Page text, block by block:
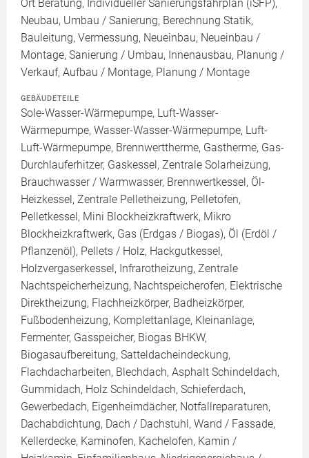
Ort Beratung, Individueller Sanierungsfahrplan (iSFP),
Neubau, Umbau / Sanierung, Berechnung Statik,
Bauleitung, Vermessung, Neueinbau, Neueinbau /
Montage, Sanierung / Umbau, Innenausbau, Planung /
Verkauf, Aufbau / Montage, Planung / Montage
GEBÄUDETEILE
Sole-Wasser-Wärmepumpe, Luft-Wasser-
Wärmepumpe, Wasser-Wasser-Wärmepumpe, Luft-
Luft-Wärmepumpe, Brennwerttherme, Gastherme, Gas-
Durchlauferhitzer, Gaskessel, Zentrale Solarheizung,
Brauchwasser / Warmwasser, Brennwertkessel, Öl-
Heizkessel, Zentrale Pelletheizung, Pelletofen,
Pelletkessel, Mini Blockheizkraftwerk, Mikro
Blockheizkraftwerk, Gas (Erdgas / Biogas), Öl (Erdöl /
Pflanzenöl), Pellets / Holz, Hackgutkessel,
Holzvergaserkessel, Infrarotheizung, Zentrale
Nachtspeicherheizung, Nachtspeicherofen, Elektrische
Direktheizung, Flachheizkörper, Badheizkörper,
Fußbodenheizung, Komplettanlage, Kleinanlage,
Fermenter, Gasspeicher, Biogas BHKW,
Biogasaufbereitung, Satteldacheindeckung,
Flachdacharbeiten, Blechdach, Asphalt Schindeldach,
Gummidach, Holz Schindeldach, Schieferdach,
Gewerbedach, Eigenheimdächer, Notfallreparaturen,
Dachabdichtung, Dach / Dachstuhl, Wand / Fassade,
Kellerdecke, Kaminofen, Kachelofen, Kamin /